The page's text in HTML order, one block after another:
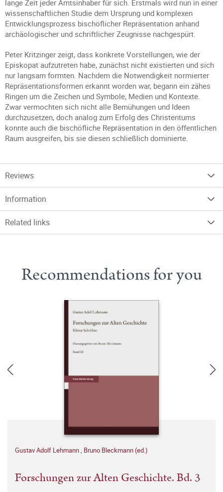
lange Zeit jeder Amtsinhaber für sich. Erstmals wird nun in einer
wissenschaftlichen Studie dem Ursprung und komplexen
Entwicklungsprozess bischöflicher Repräsentation anhand
archäologischer und schriftlicher Zeugnisse nachgespürt.
Peter Kritzinger zeigt, dass konkrete Vorstellungen, wie der
Episkopat aufzutreten habe, zunächst nicht existierten und sich
nur langsam formten. Nachdem die Notwendigkeit normierter
Repräsentationsformen erkannt worden war, begann ein zähes
Ringen um die Zeichen und Symbole, Medien und Kontexte.
Zwar vermochten sich nicht alle Bemühungen und Ideen
durchzusetzen, doch analog zum Erfolg des Christentums
konnte auch die bischöfliche Repräsentation in den öffentlichen
Raum ausgreifen, bis sie diesen schließlich dominierte.
Reviews
Information
Related links
Recommendations for you
Gustav Adolf Lehmann, Bruno Bleckmann (ed.)
Forschungen zur Alten Geschichte. Bd. 3